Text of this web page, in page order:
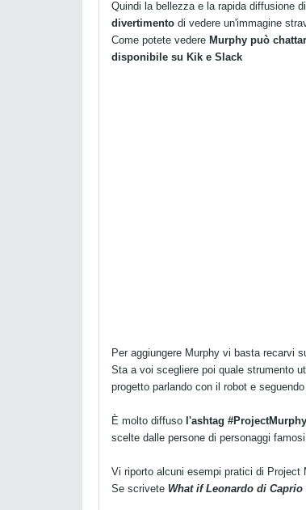
Quindi la bellezza e la rapida diffusione
divertimento di vedere un'immagine
Come potete vedere Murphy può
disponibile su Kik e Slack
Per aggiungere Murphy vi basta recarvi
Sta a voi scegliere poi quale strumento
progetto parlando con il robot e
È molto diffuso l'ashtag
scelte dalle persone di personaggi
Vi riporto alcuni esempi pratici di Project
Se scrivete What if Leonardo di Caprio